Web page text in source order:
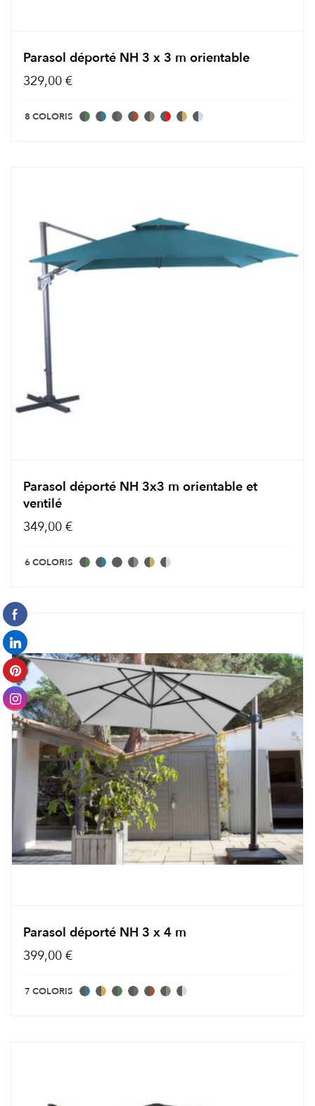
Parasol déporté NH 3 x 3 m orientable
329,00 €
8 COLORIS
Parasol déporté NH 3x3 m orientable et
ventilé
349,00 €
6 COLORIS
Parasol déporté NH 3 x 4 m
399,00 €
7 COLORIS